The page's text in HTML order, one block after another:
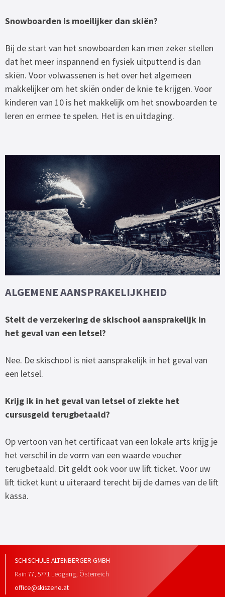
Snowboarden is moeilijker dan skiën?
Bij de start van het snowboarden kan men zeker stellen
dat het meer inspannend en fysiek uitputtend is dan
skiën. Voor volwassenen is het over het algemeen
makkelijker om het skiën onder de knie te krijgen. Voor
kinderen van 10 is het makkelijk om het snowboarden te
leren en ermee te spelen. Het is en uitdaging.
ALGEMENE AANSPRAKELIJKHEID
Stelt de verzekering de skischool aansprakelijk in
het geval van een letsel?
Nee. De skischool is niet aansprakelijk in het geval van
een letsel.
Krijg ik in het geval van letsel of ziekte het
cursusgeld terugbetaald?
Op vertoon van het certificaat van een lokale arts krijg je
het verschil in de vorm van een waarde voucher
terugbetaald. Dit geldt ook voor uw lift ticket. Voor uw
lift ticket kunt u uiteraard terecht bij de dames van de lift
kassa.
SCHISCHULE ALTENBERGER GMBH
Rain 77, 5771 Leogang, Österreich
office@skiszene.at